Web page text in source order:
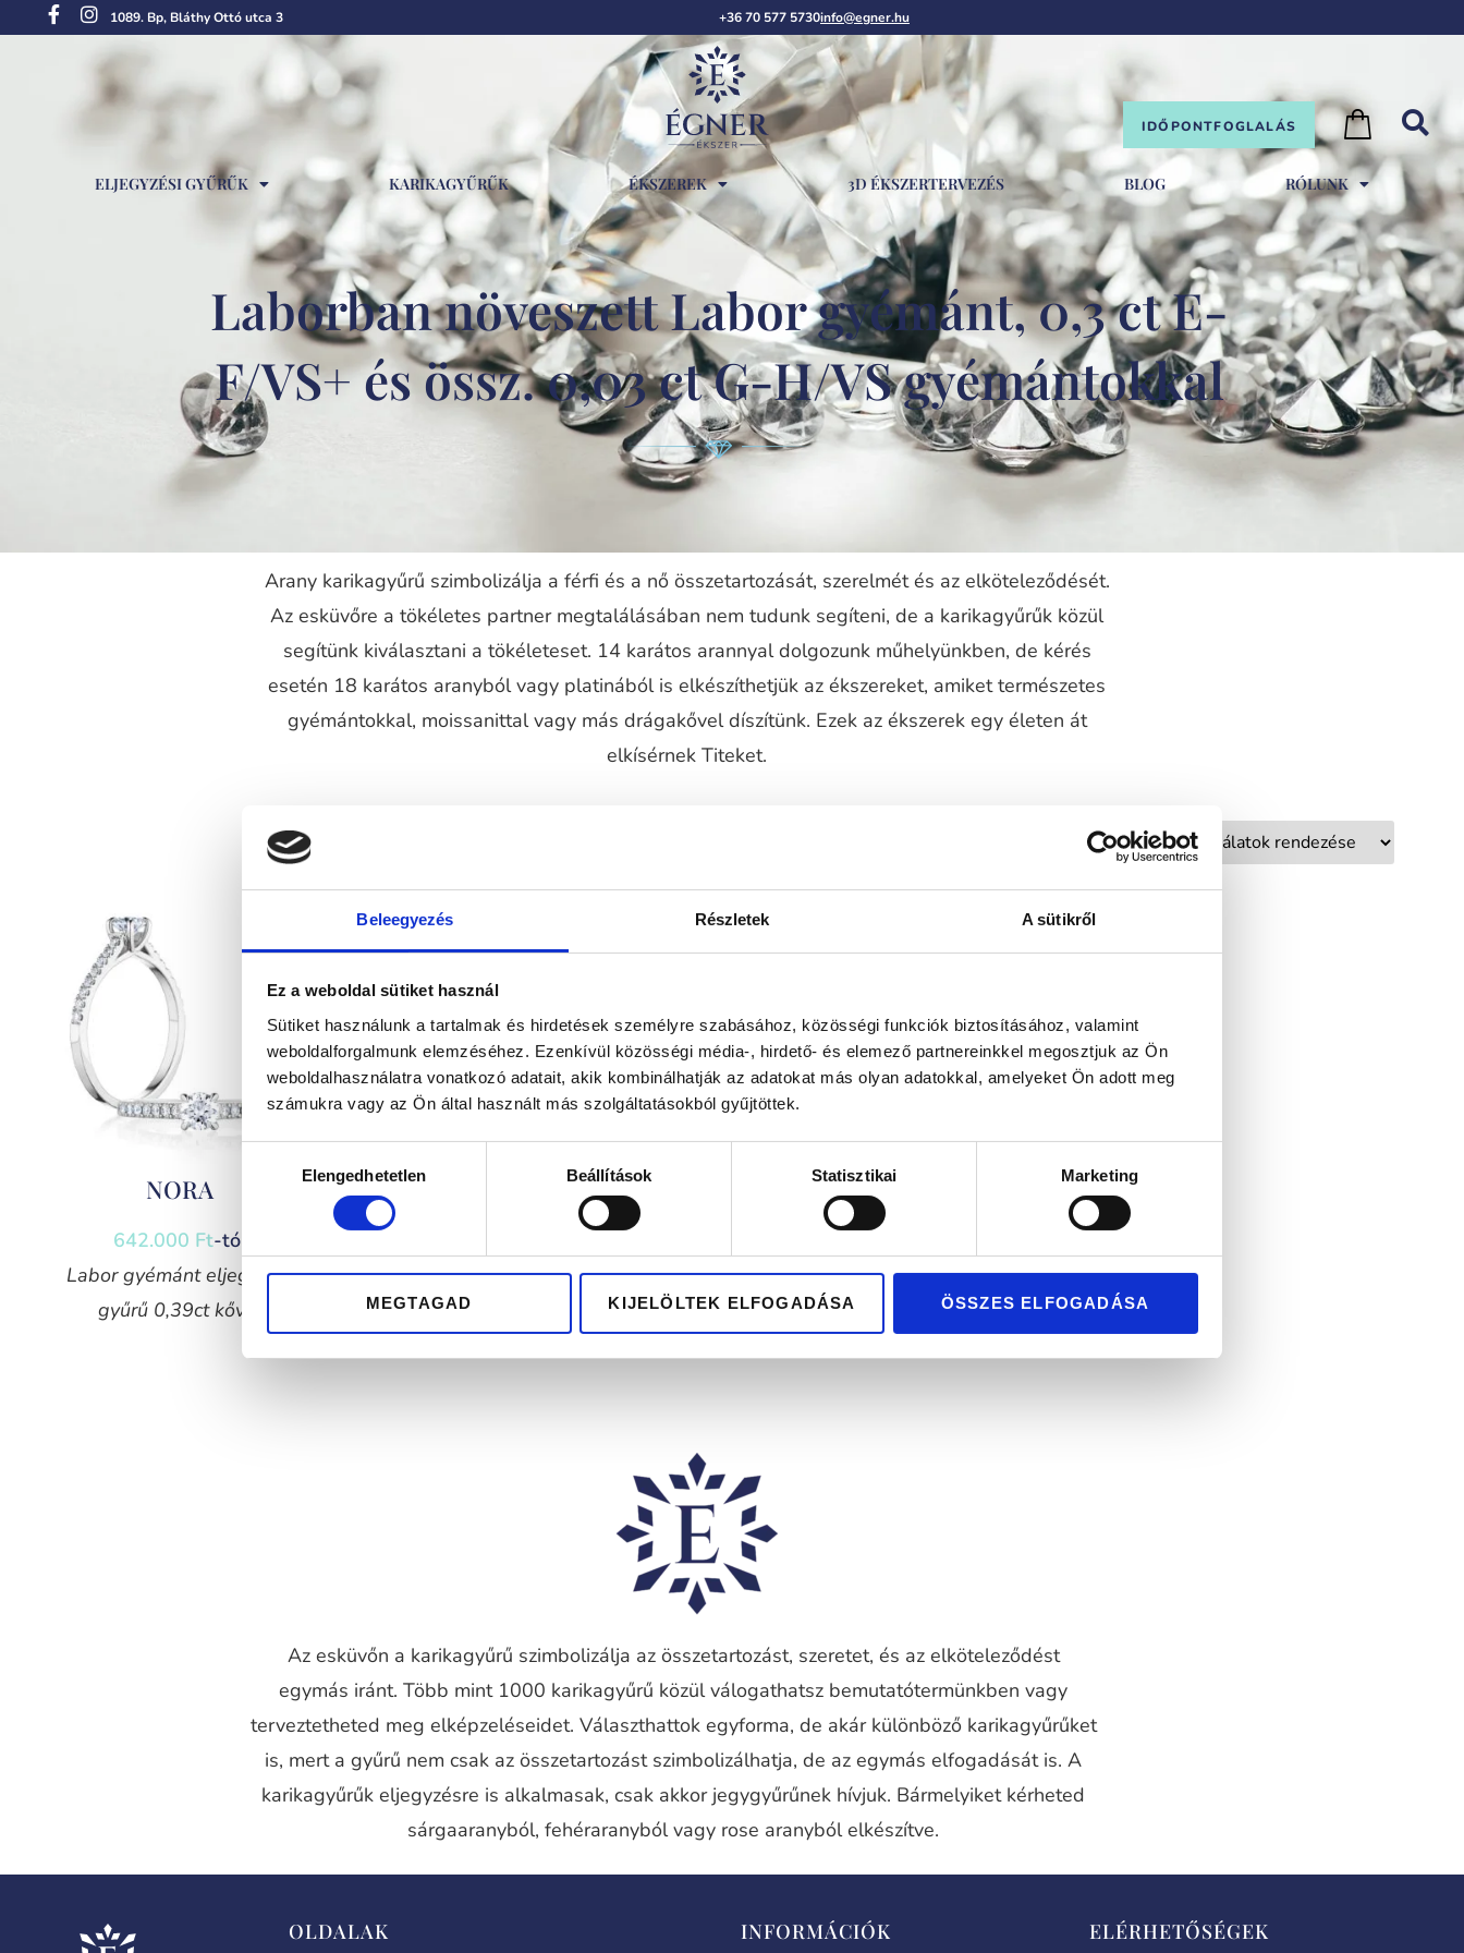
Beleegyezés Részletek A sütikről
Ez a weboldal sütiket használ
Sütiket használunk a tartalmak és hirdetések személyre szabásához, közösségi funkciók biztosításához, valamint
weboldalforgalmunk elemzéséhez. Ezenkívül közösségi média-, hirdető- és elemező partnereinkkel megosztjuk az Ön
weboldalhasználatra vonatkozó adatait, akik kombinálhatják az adatokat más olyan adatokkal, amelyeket Ön adott meg
számukra vagy az Ön által használt más szolgáltatásokból gyűjtöttek.
kiválasztásaElengedhetetlen Beállítások Statisztikai Marketing
MEGTAGAD KIJELÖLTEK ELFOGADÁSA ÖSSZES ELFOGADÁSA
1089. Bp, Bláthy Ottó utca 3 +36 70 577 5730info@egner.hu
IDŐPONTFOGLALÁS
ELJEGYZÉSI GYŰRŰK KARIKAGYŰRŰK ÉKSZEREK 3D ÉKSZERTERVEZÉS BLOG RÓLUNK
Laborban növeszett Labor gyémánt, 0,3 ct E-
F/VS+ és össz. 0,03 ct G-H/VS gyémántokkal
Arany karikagyűrű szimbolizálja a férfi és a nő összetartozását, szerelmét és az elköteleződését.
Az esküvőre a tökéletes partner megtalálásában nem tudunk segíteni, de a karikagyűrűk közül
segítünk kiválasztani a tökéleteset. 14 karátos arannyal dolgozunk műhelyünkben, de kérés
esetén 18 karátos aranyból vagy platinából is elkészíthetjük az ékszereket, amiket természetes
gyémántokkal, moissanittal vagy más drágakővel díszítünk. Ezek az ékszerek egy életen át
elkísérnek Titeket.
NORA
642.000 Ft-tól
Labor gyémánt eljegyzési
gyűrű 0,39ct kővel
Az esküvőn a karikagyűrű szimbolizálja az összetartozást, szeretet, és az elköteleződést
egymás iránt. Több mint 1000 karikagyűrű közül válogathatsz bemutatótermünkben vagy
terveztetheted meg elképzeléseidet. Választhattok egyforma, de akár különböző karikagyűrűket
is, mert a gyűrű nem csak az összetartozást szimbolizálhatja, de az egymás elfogadását is. A
karikagyűrűk eljegyzésre is alkalmasak, csak akkor jegygyűrűnek hívjuk. Bármelyiket kérheted
sárgaaranyból, fehéraranyból vagy rose aranyból elkészítve.
OLDALAK INFORMÁCIÓK ELÉRHETŐSÉGEK